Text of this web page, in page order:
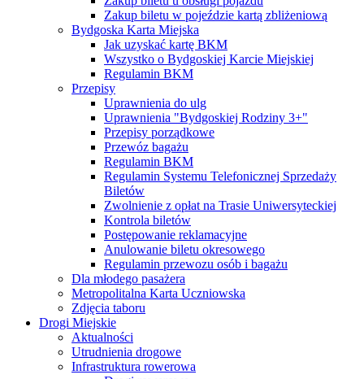
Zakup biletu w pojeździe kartą zbliżeniową
Bydgoska Karta Miejska
Jak uzyskać kartę BKM
Wszystko o Bydgoskiej Karcie Miejskiej
Regulamin BKM
Przepisy
Uprawnienia do ulg
Uprawnienia "Bydgoskiej Rodziny 3+"
Przepisy porządkowe
Przewóz bagażu
Regulamin BKM
Regulamin Systemu Telefonicznej Sprzedaży
Biletów
Zwolnienie z opłat na Trasie Uniwersyteckiej
Kontrola biletów
Postępowanie reklamacyjne
Anulowanie biletu okresowego
Regulamin przewozu osób i bagażu
Dla młodego pasażera
Metropolitalna Karta Uczniowska
Zdjęcia taboru
Drogi Miejskie
Aktualności
Utrudnienia drogowe
Infrastruktura rowerowa